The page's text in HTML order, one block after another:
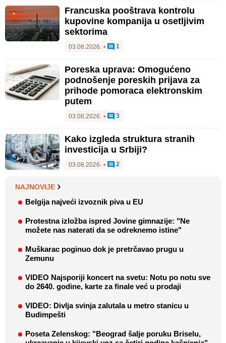
Francuska pooštrava kontrolu
kupovine kompanija u osetljivim
sektorima
03.08.2026. • 1
Poreska uprava: Omogućeno
podnošenje poreskih prijava za
prihode pomoraca elektronskim
putem
03.08.2026. • 3
Kako izgleda struktura stranih
investicija u Srbiji?
03.08.2026. • 2
NAJNOVIJE
Belgija najveći izvoznik piva u EU
Protestna izložba ispred Jovine gimnazije: "Ne
možete nas naterati da se odreknemo istine"
Muškarac poginuo dok je pretrčavao prugu u
Zemunu
VIDEO Najsporiji koncert na svetu: Notu po notu sve
do 2640. godine, karte za finale već u prodaji
VIDEO: Divlja svinja zalutala u metro stanicu u
Budimpešti
Poseta Zelenskog: "Beograd šalje poruku Briselu,